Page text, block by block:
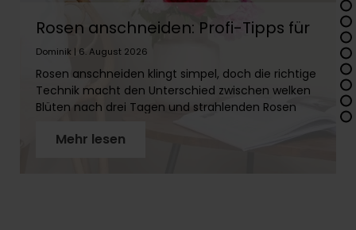
Rosen anschneiden: Profi-Tipps für
lange Frische
Dominik | 6. August 2026
Rosen anschneiden klingt simpel, doch die richtige
Technik macht den Unterschied zwischen welken
Blüten nach drei Tagen und strahlenden Rosen
Schritt für Schritt, wie Du Rosenstiele richtig
Mehr lesen